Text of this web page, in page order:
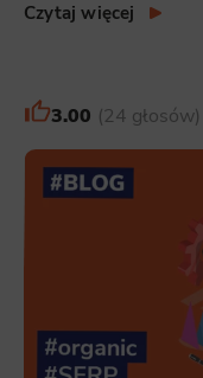
Czytaj więcej
3.00 24 głosów